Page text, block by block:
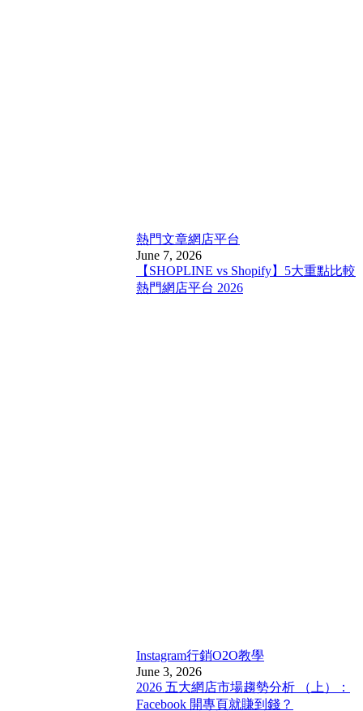
熱門文章網店平台
June 7, 2026
【SHOPLINE vs Shopify】5大重點比較
熱門網店平台 2026
Instagram行銷O2O教學
June 3, 2026
2026 五大網店市場趨勢分析 （上）：
Facebook 開專頁就賺到錢？